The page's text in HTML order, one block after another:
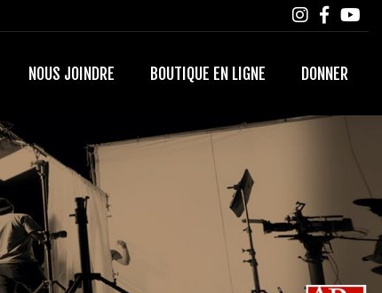
NOUS JOINDRE BOUTIQUE EN LIGNE DONNER